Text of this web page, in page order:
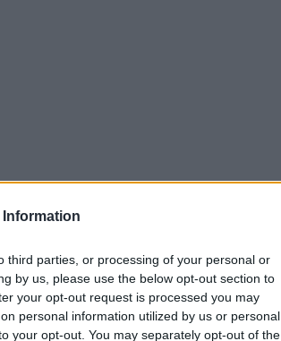
Information
third parties, or processing of your personal or
by us, please use the below opt-out section to
your opt-out request is processed you may
personal information utilized by us or personal
your opt-out. You may separately opt-out of the